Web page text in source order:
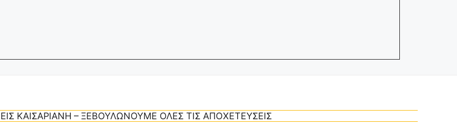
ΚΑΙΣΑΡΙΑΝΗ – ΞΕΒΟΥΛΩΝΟΥΜΕ ΟΛΕΣ ΤΙΣ ΑΠΟΧΕΤΕΥΣΕΙΣ